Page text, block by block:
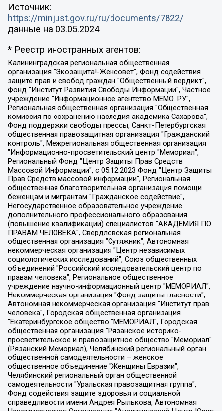
Источник:
https://minjust.gov.ru/ru/documents/7822/
данные на 03.05.2024
* Реестр иностранных агентов:
Калининградская региональная общественная организация "Экозащита!-Женсовет", Фонд содействия защите прав и свобод граждан "Общественный вердикт", Фонд "Институт Развития Свободы Информации", Частное учреждение "Информационное агентство МЕМО. РУ", Региональная общественная организация "Общественная комиссия по сохранению наследия академика Сахарова", Фонд поддержки свободы прессы, Санкт-Петербургская общественная правозащитная организация "Гражданский контроль", Межрегиональная общественная организация "Информационно-просветительский центр "Мемориал", Региональный Фонд "Центр Защиты Прав Средств Массовой Информации", с 05.12.2023 Фонд "Центр Защиты Прав Средств массовой информации", Региональная общественная благотворительная организация помощи беженцам и мигрантам "Гражданское содействие", Негосударственное образовательное учреждение дополнительного профессионального образования (повышение квалификации) специалистов "АКАДЕМИЯ ПО ПРАВАМ ЧЕЛОВЕКА", Свердловская региональная общественная организация "Сутяжник", Автономная некоммерческая организация "Центр независимых социологических исследований", Союз общественных объединений "Российский исследовательский центр по правам человека", Региональное общественное учреждение научно-информационный центр "МЕМОРИАЛ", Некоммерческая организация "Фонд защиты гласности", Автономная некоммерческая организация "Институт прав человека", Городская общественная организация "Екатеринбургское общество "МЕМОРИАЛ", Городская общественная организация "Рязанское историко-просветительское и правозащитное общество "Мемориал" (Рязанский Мемориал), Челябинский региональный орган общественной самодеятельности – женское общественное объединение "Женщины Евразии", Челябинский региональный орган общественной самодеятельности "Уральская правозащитная группа", Фонд содействия защите здоровья и социальной справедливости имени Андрея Рылькова, Автономная Некоммерческая Организация "Аналитический Центр Юрия Левады", Автономная некоммерческая организация социальной поддержки населения "Проект Апрель", Региональная общественная организация помощи женщинам и детям, находящимся в кризисной ситуации "Информационно-методический центр "Анна", Фонд содействия развитию массовых коммуникаций и правовому просвещению "Так-так-Так", Фонд содействия устойчивому развитию "Серебряная тайга", Свердловский региональный общественный фонд социальных проектов "Новое время", "Idel.Реалии", Кавказ.Реалии, Крым.Реалии, Телеканал Настоящее Время, Татаро-башкирская служба Радио Свобода (Azatliq Radiosi), Радио Свободная Европа/Радио Свобода (PCE/PC), "Сибирь.Реалии", "Фактограф", Благотворительный фонд помощи осужденным и их семьям, Автономная некоммерческая организация "Институт глобализации и социальных движений", Фонд "В защиту прав заключенных", Частное учреждение "Центр поддержки и содействия развитию средств массовой информации", Пензенский региональный общественный благотворительный фонд "Гражданский союз", "Север.Реалии", Некоммерческая организация Фонд "Правовая инициатива", Общество с ограниченной ответственностью "Радио Свободная Европа/Радио Свобода", Чешское информационное агентство "MEDIUM-ORIENT", Красноярская региональная общественная организация "Мы против СПИДа", Камалягин Денис Николаевич, Маркелов Сергей Евгеньевич, Пономарев Лев Александрович, Савицкая Людмила Алексеевна, Автономная некоммерческая организация "Центр по работе с проблемой насилия "НАСИЛИЮ.НЕТ", Межрегиональный профессиональный союз работников здравоохранения "Альянс врачей", Юридическое лицо, зарегистрированное в Латвийской Республике, SIA "Medusa Project" (регистрационный номер 40103797863, дата регистрации 10.06.2014), Некоммерческая организация "Фонд по борьбе с коррупцией", Автономная некоммерческая организация "Институт права и публичной политики", Баданин Роман Сергеевич, Гликин Максим Александрович, Железнова Мария Михайловна, Лукьянова Юлия Сергеевна, Маетная Елизавета Витальевна, Маняхин Петр Борисович, Чуракова Ольга Владимировна, Ярош Юлия Петровна, Юридическое лицо "The Insider SIA", зарегистрированное в Риге, Латвийская Республика (дата регистрации 26.06.2015), являющееся администратором доменного имени интернет-издания "The Insider SIA", https://theins.ru, Постернак Алексей Евгеньевич, Рубин Михаил Аркадьевич, Анин Роман Александрович, Юридическое лицо Istories fonds, зарегистрированное в Латвийской Республике (регистрационный номер 50008295751, дата регистрации 24.02.2020), Великовский Дмитрий Александрович, Долинина Ирина Николаевна, Мароховская Алеся Алексеевна, Шлейнов Роман Юрьевич, Шмагун Олеся Валентиновна, Общество с ограниченной ответственностью "Альтаир 2021", Общество с ограниченной ответственностью "Вега 2021", Общество с ограниченной ответственностью "Главный редактор 2021", Общество с ограниченной ответственностью "Ромашки монолит", Важенков Артем Валерьевич, Ивановская областная общественная организация "Центр гендерных исследований", Гурман Юрий Альбертович, Медиапроект "ОВД-Инфо", Егоров Владимир Владимирович, Жилинский Владимир Александрович, Общество с ограниченной ответственностью "ЗП", Иванова София Юрьевна, Карезина Инна Павловна, Кильтау Екатерина Викторовна, Петров Алексей Викторович, Пискунов Сергей Евгеньевич, Смирнов Сергей Сергеевич, Тихонов Михаил Сергеевич, Общество с ограниченной ответственностью "ЖУРНАЛИСТ-ИНОСТРАННЫЙ АГЕНТ", Арапова Галина Юрьевна, Вольтская Татьяна Анатольевна, Американская компания "Mason G.E.S. Anonymous Foundation" (США), являющаяся владельцем интернет-издания https://mnews.world/, Компания "Stichting Bellingcat", зарегистрированная в Нидерландах (дата регистрации 11.07.2018), Захаров Андрей Вячеславович, Клепиковская Екатерина Дмитриевна, Общество с ограниченной ответственностью "МЕМО", Перл Роман Александрович, Симонов Евгений Алексеевич, Соловьева Елена Анатольевна, Сотников Даниил Владимирович, Сурначева Елизавета Дмитриевна, Автономная некоммерческая организация по защите прав человека и информированию населения "Якутия – Наше Мнение", Общество с ограниченной ответственностью "Москоу диджитал медиа", с 26.01.2023 Общество с ограниченной ответственностью "Чайка Белые сады", Ветошкина Валерия Валерьевна, Заговора Максим Александрович, Межрегиональное общественное движение "Российская ЛГБТ - сеть", Оленичев Максим Владимирович, Павлов Иван Юрьевич, Скворцова Елена Сергеевна, Общество с ограниченной ответственностью "Как бы инагент", Кочетков Игорь Викторович, Общество с ограниченной ответственностью "Честные выборы", Еланчик Олег Александрович, Общество с ограниченной ответственностью "Нобелевский призыв", Гималова Регина Эмилевна, Григорьев Андрей Валерьевич, Григорьева Алина Александровна, Ассоциация по содействию защите прав призывников, альтернативнослужащих и военнослужащих "Правозащитная группа "Гражданин.Армия.Право", Хисамова Регина Фаритовна, Автономная некоммерческая организация по реализации социально-правовых программ "Лилит", Дальневосточное общественное движение "Маяк", Санкт-Петербургская ЛГБТ-инициативная группа "Выход", Инициативная группа ЛГБТ+ "Реверс", Алексеев Андрей Викторович, Бекбулатова Таисия Львовна, Беляев Иван Михайлович, Владыкина Елена Сергеевна, Гельман Марат Александрович, Никульшина Вероника Юрьевна, Толоконникова Надежда Андреевна, Шендерович Виктор Анатольевич, Общество с ограниченной ответственностью "Данное сообщение", Общество с ограниченной ответственностью Издательский дом "Новая глава", Айнбиндер Александра Александровна, Московский комьюнити-центр для ЛГБТ+инициатив, Благотворительный фонд развития филантропии, Deutsche Welle (Германия, Kurt-Schumacher-Strasse 3, 53113 Bonn), Борзунова Мария Михайловна, Воробьев Виктор Викторович, Голубева Анна Львовна, Константинова Алла Михайловна, Малкова Ирина Владимировна, Мурадов Мурад Абдулгалимович, Осетинская Елизавета Николаевна, Понасенков Евгений Николаевич, Ганапольский Матвей Юрьевич, Киселев Евгений Алексеевич, Борухович Ирина Григорьевна, Дремин Иван Тимофеевич, Дубровский Дмитрий Викторович, Красноярская региональная общественная организация поддержки и развития альтернативных образовательных технологий и межкультурных коммуникаций "ИНТЕРРА", Маяковская Екатерина Алексеевна, Фейгин Марк Захарович, Филимонов Андрей Викторович, Дзугкоева Регина Николаевна, Доброхотов Роман Александрович, Дудь Юрий Александрович, Елкин Сергей Владимирович, Кругликов Кирилл Игоревич, Сабунаева Мария Леонидовна, Семенов Алексей Владимирович, Шаинян Карен Багратович, Шульман Екатерина Михайловна, Асафьев Артур Валерьевич, Вахштайн Виктор Семенович, Венедиктов Алексей Алексеевич, Лушникова Екатерина Евгеньевна, Волков Леонид Михайлович, Невзоров Александр Глебович, Пархоменко Сергей Борисович, Сироткин Ярослав Николаевич, Кара-Мурза Владимир Владимирович, Баранова Наталья Владимировна, Гозман Леонид Яковлевич, Кагарлицкий Борис Юльевич, Климарев Михаил Валерьевич, Милов Владимир Станиславович, Автономная некоммерческая организация Краснодарский центр современного искусства "Типография", Моргенштерн Алишер Тагирович, Соболь Любовь Эдуардовна, Общество с ограниченной ответственностью "ЛИЗА НОРМ", Каспаров Гарри Кимович, Ходорковский Михаил Борисович, Общество с ограниченной ответственностью "Апрельские тезисы", Данилович Ирина Брониславовна, Кашин Олег Владимирович, Петров Николай Владимирович, Пивоваров Алексей Владимирович, Соколов Михаил Владимирович, Цветкова Юлия Владимировна, Чичваркин Евгений Александрович, Комитет против пыток/Команда против пыток, Общество с ограниченной ответственностью "Первый научный", Общество с ограниченной ответственностью "Вертолет и ко", Белоцерковская Вероника Борисовна, Кац Максим Евгеньевич, Лазарева Татьяна Юрьевна, Шаведдинов Руслан Табризович, Яшин Илья Валерьевич, Общество с ограниченной ответственностью "Иноагент ААВ", Алешковский Дмитрий Петрович, Альбац Евгения Марковна, Быков Дмитрий Львович, Галямина Юлия Евгеньевна, Лойко Сергей Леонидович, Мартынов Кирилл Константинович, Медведев Сергей Александрович, Крашенинников Федор Геннадиевич, Гордеева Катерина Вл